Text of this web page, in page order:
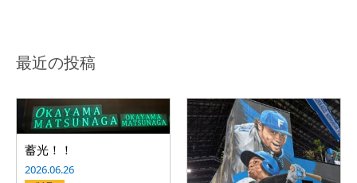
最近の投稿
蓄光！！
2026.06.26